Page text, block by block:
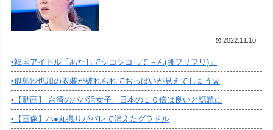
2022.11.10
▪️韓国アイドル「あたしでシコシコして～ん(腰フリフリ)」
▪️似鳥沙也加の衣装が破れられておっぱいが見えてしまうｗ
▪️【動画】 台湾のパパ活女子、日本の１０倍は良いと話題に
▪️【画像】ハ●丸撮りがバレて消えたグラドル